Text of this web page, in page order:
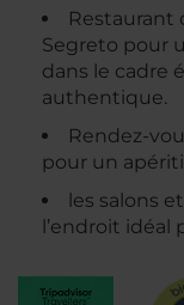
Restaurant
Segreto pour
dans le cadre
authentique.
Rendez-
pour un
les salons
l’endroit idéal